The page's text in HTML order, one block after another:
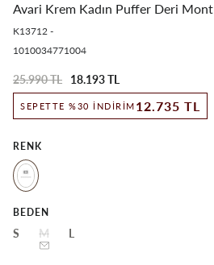
Avari Krem Kadın Puffer Deri Mont
K13712 -
1010034771004
25.990 TL 18.193 TL
SEPETTE %30 İNDIRIM 12.735 TL
RENK
BEDEN
S M L